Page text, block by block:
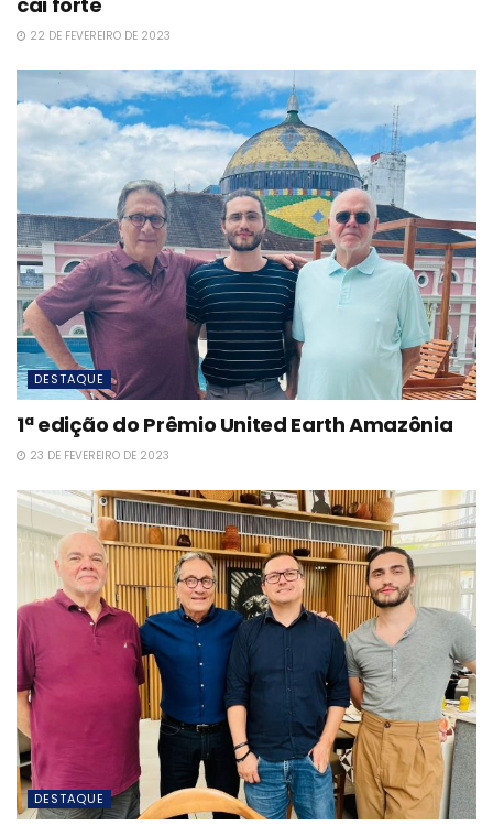
22 DE FEVEREIRO DE 2023
DESTAQUE
1ª edição do Prêmio United Earth Amazônia
23 DE FEVEREIRO DE 2023
DESTAQUE